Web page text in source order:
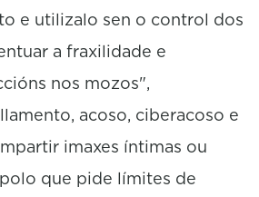
e utilizalo sen o control dos
a fraxilidade e
nos mozos",
acoso, ciberacoso e
imaxes íntimas ou
que pide límites de